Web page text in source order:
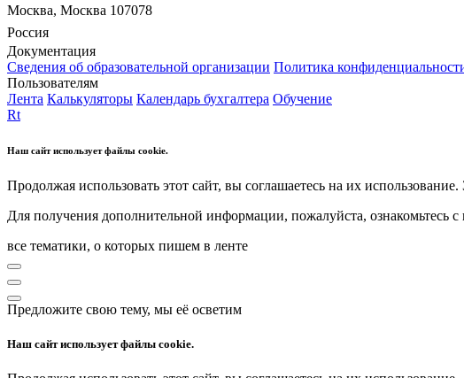
Москва, Москва 107078
Россия
Документация
Сведения об образовательной организации Политика
Пользователям
Лента Калькуляторы Календарь бухгалтера Обучение
Rt
Наш сайт использует файлы cookie.
Продолжая использовать этот сайт, вы соглашаетесь на их
Для получения дополнительной информации, пожалуйста, ознакомьтесь с
все тематики, о которых пишем в ленте
Предложите свою тему, мы её осветим
Наш сайт использует файлы cookie.